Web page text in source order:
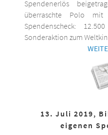
Spendenerlös
überraschte Polo
Spendenscheck:
Sonderaktion zum
13. Juli 2019,
eigenen